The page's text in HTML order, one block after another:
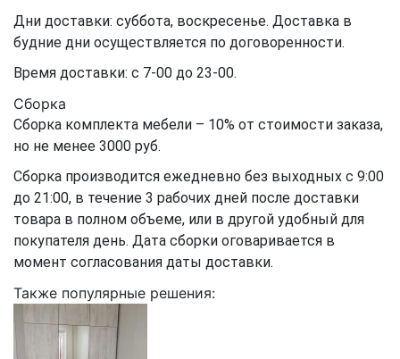
Дни доставки: суббота, воскресенье. Доставка в
будние дни осуществляется по договоренности.
Время доставки: с 7-00 до 23-00.
Сборка
Сборка комплекта мебели – 10% от стоимости заказа,
но не менее 3000 руб.
Сборка производится ежедневно без выходных с 9:00
до 21:00, в течение 3 рабочих дней после доставки
товара в полном объеме, или в другой удобный для
покупателя день. Дата сборки оговаривается в
момент согласования даты доставки.
Также популярные решения: